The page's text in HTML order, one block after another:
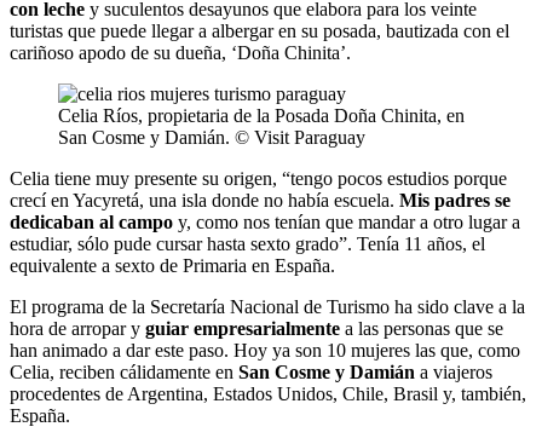
con leche y suculentos desayunos que elabora para los veinte
turistas que puede llegar a albergar en su posada, bautizada con el
cariñoso apodo de su dueña, ‘Doña Chinita’.
Celia Ríos, propietaria de la Posada Doña Chinita, en
San Cosme y Damián. © Visit Paraguay
Celia tiene muy presente su origen, “tengo pocos estudios porque
crecí en Yacyretá, una isla donde no había escuela. Mis padres se
dedicaban al campo y, como nos tenían que mandar a otro lugar a
estudiar, sólo pude cursar hasta sexto grado”. Tenía 11 años, el
equivalente a sexto de Primaria en España.
El programa de la Secretaría Nacional de Turismo ha sido clave a la
hora de arropar y guiar empresarialmente a las personas que se
han animado a dar este paso. Hoy ya son 10 mujeres las que, como
Celia, reciben cálidamente en San Cosme y Damián a viajeros
procedentes de Argentina, Estados Unidos, Chile, Brasil y, también,
España.